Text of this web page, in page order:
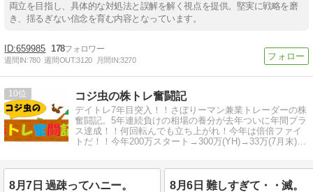
両立を目指し、具体的な対処法と誤解を解く視点を提供。堅実に戦略を磨
き、揺るぎない信念を育む内容となっています。
659985 178
週間IN:780 週間OUT:3120 月間IN:3270
10 コジ虫の株トレ奮闘記
デイトレ7年目突入！！さぼりーマン兼業トレーダーの株
奮闘記。5年連続負けの相場の養分が去年ついに年間プラ
ス達成！！何回転んでも立ち上がれ！今年は倍倍ファイ
トだ！！今年200万スタート→300万(YH)→33万(7月末)→
8月7日 過疎ってハニー。 8月6日 難しすぎて・・滅。